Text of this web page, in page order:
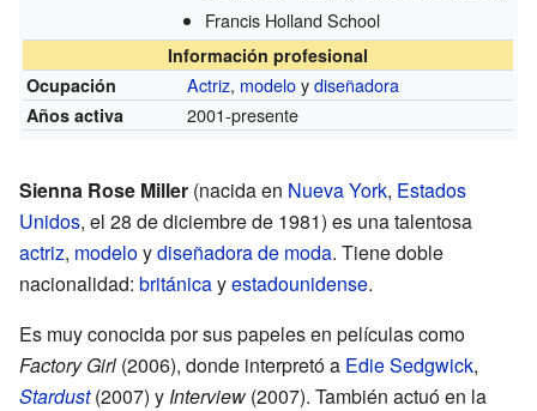
Francis Holland School
Información profesional
Ocupación
Actriz, modeloydiseñadora
Años activa 2001-presente
Sienna Rose Miller (nacida en Nueva York, Estados
Unidos, el 28 de diciembre de 1981) es una talentosa
actriz, modeloydiseñadora de moda. Tiene doble
nacionalidad: británicayestadounidense.
Es muy conocida por sus papeles en películas como
Factory Girl (2006), donde interpretó a Edie Sedgwick,
Stardust(2007) y Interview (2007). También actuó en la